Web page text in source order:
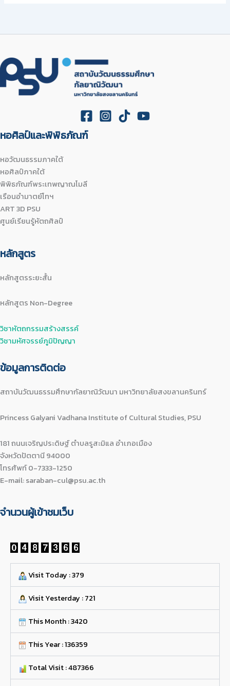
หอศิลป์และพิพิธภัณฑ์
หอวัฒนธรรมภาคใต้
หอศิลป์ภาคใต้
พิพิธภัณฑ์พระเทพญาณโมลี
เรือนอำมาตย์โทฯ
ART 3D PSU
ศูนย์เรียนรู้หัตถศิลป์
หลักสูตร
หลักสูตรระยะสั้น
หลักสูตร Non-Degree
วิชาหัตถกรรมสร้างสรรค์
วิชามหัศจรรย์ภูมิปัญญา
ข้อมูลการติดต่อ
สถาบันวัฒนธรรมศึกษากัลยาณิวัฒนา มหาวิทยาลัยสงขลานครินทร์
Princess Galyani Vadhana Institute of Cultural Studies, PSU
181 ถนนเจริญประดิษฐ์ ตำบลรูสะมิแล อำเภอเมือง
จังหวัดปัตตานี 94000
โทรศัพท์ 0-7333-1250
E-mail: saraban-cul@psu.ac.th
จำนวนผู้เข้าชมเว็บ
Visit Today : 379
Visit Yesterday : 721
This Month : 3420
This Year : 136359
Total Visit : 487366